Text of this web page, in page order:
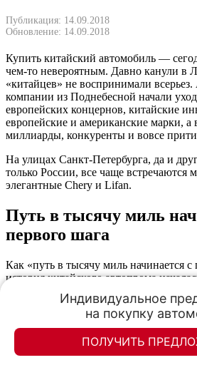
Публикация: 14.09.2018
Обновление: 14.09.2018
Купить китайский автомобиль —
чем-то невероятным. Давно канули в
«китайцев» не воспринимали всерьез.
компании из Поднебесной начали
европейских концернов, китайские
европейские и американские марки,
миллиарды, конкуренты и вовсе
На улицах Санкт-Петербурга, да и
только России, все чаще встречаются
элегантные Chery и Lifan.
Путь в тысячу миль
первого шага
Как «путь в тысячу миль начинается с
история китайского автопрома
Automobile Works (FAW), которая и
Спустя несколько лет после
выпустил свою первую модель под
которая была практически клоном
Автомобиль пришелся по вкусу
Индивидуальное
на покупку
ПОЛУЧИТЬ
Элан-моторс
Элан-моторс